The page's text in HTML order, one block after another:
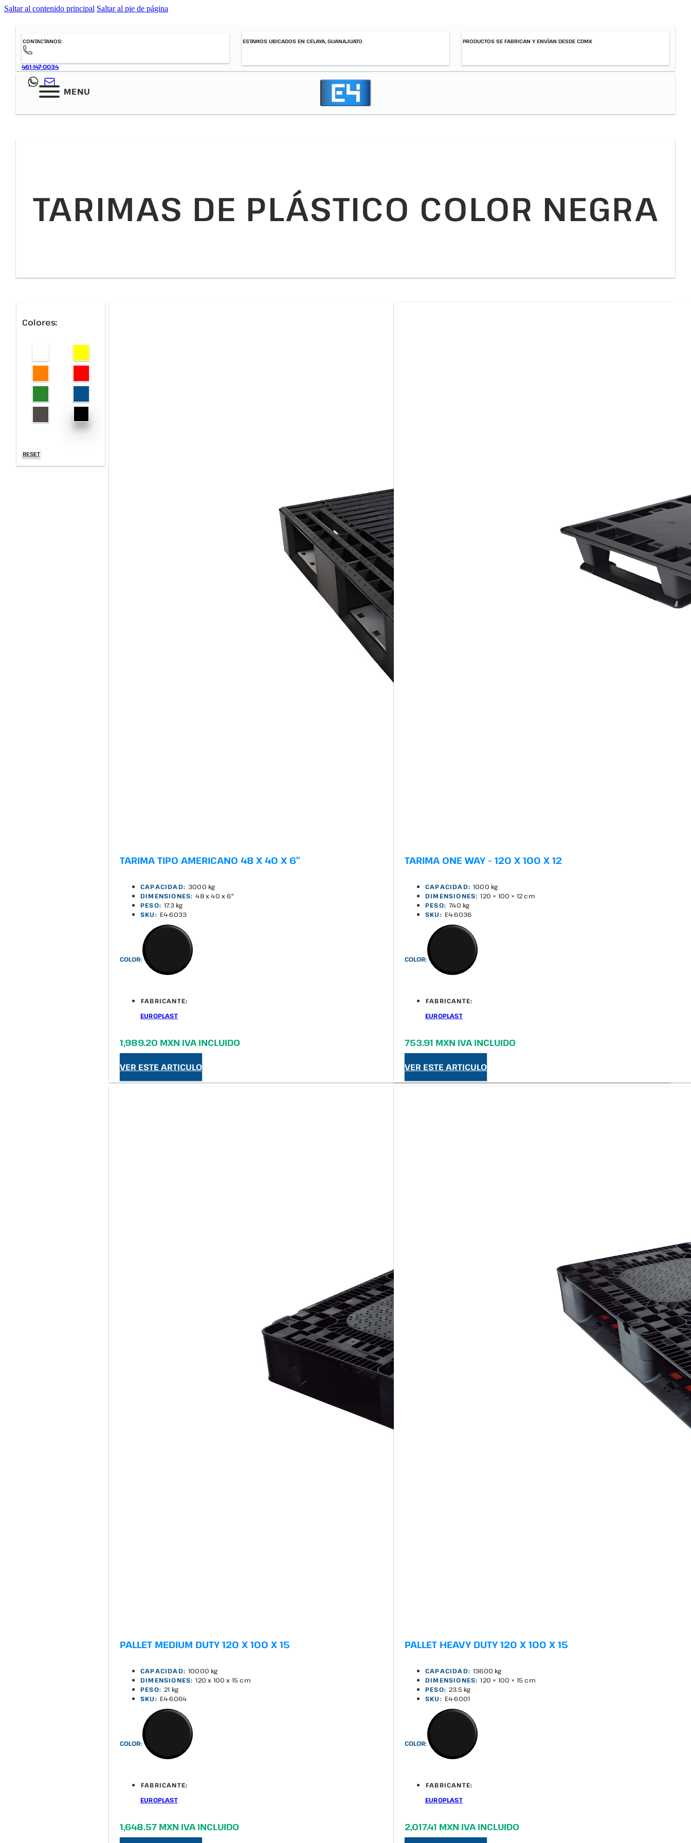
Saltar al contenido principal Saltar al pie de página
CONTACTANOS:
461-147-0034
ESTAMOS UBICADOS EN CELAYA, GUANAJUATO PRODUCTOS SE FABRICAN Y ENVÍAN DESDE CDMX
MENU
TARIMAS DE PLÁSTICO COLOR NEGRA
Colores:
RESET
TARIMA TIPO AMERICANO 48 X 40 X 6″
CAPACIDAD: 3000 kg
DIMENSIONES: 48 x 40 x 6"
PESO: 17.3 kg
SKU: E4-6033
COLOR:
FABRICANTE:
EUROPLAST
1,989.20 MXN IVA INCLUIDO
VER ESTE ARTICULO
TARIMA ONE WAY – 120 X 100 X 12
CAPACIDAD: 1000 kg
DIMENSIONES: 120 × 100 × 12 cm
PESO: 7.40 kg
SKU: E4-6036
COLOR:
FABRICANTE:
EUROPLAST
753.91 MXN IVA INCLUIDO
VER ESTE ARTICULO
PALLET MEDIUM DUTY 120 X 100 X 15
CAPACIDAD: 10000 kg
DIMENSIONES: 120 x 100 x 15 cm
PESO: 21 kg
SKU: E4-6064
COLOR:
FABRICANTE:
EUROPLAST
1,648.57 MXN IVA INCLUIDO
PALLET HEAVY DUTY 120 X 100 X 15
CAPACIDAD: 13600 kg
DIMENSIONES: 120 × 100 × 15 cm
PESO: 23.5 kg
SKU: E4-6001
COLOR:
FABRICANTE:
EUROPLAST
2,017.41 MXN IVA INCLUIDO